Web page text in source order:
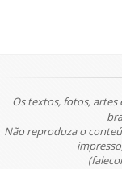
Os textos, fotos, artes
Não reproduza o